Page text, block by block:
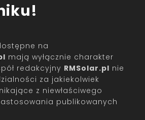
na
mają wyłącznie charakter
redakcyjny RMSolar.pl nie
za jakiekolwiek
z niewłaściwego
publikowanych